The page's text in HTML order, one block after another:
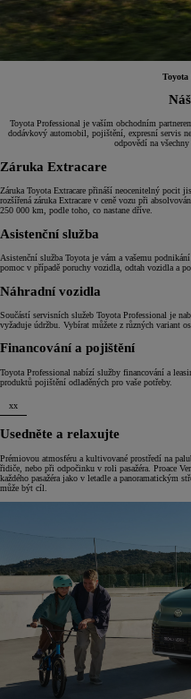
Toyota
Toyota Professional je vaším obchodním
dodávkový automobil, pojištění, expresní servis
odpovědí na
Záruka Extracare
Záruka Toyota Extracare přináší neocenitelný pocit
rozšířená záruka Extracare v ceně vozu při
250 000 km, podle toho, co nastane dříve.
Asistenční služba
Asistenční služba Toyota je vám a vašemu
pomoc v případě poruchy vozidla, odtah vozidla a
Náhradní vozidla
Součástí servisních služeb Toyota Professional je
vyžaduje údržbu. Vybírat můžete z různých variant
Financování a pojištění
Toyota Professional nabízí služby financování a
produktů pojištění odladěných pro vaše potřeby.
xx
Usedněte a relaxujte
Prémiovou atmosféru a kultivované prostředí na
řidiče, nebo při odpočinku v roli pasažéra. Proace
každého pasažéra jako v letadle a panoramatickým
může být cíl.